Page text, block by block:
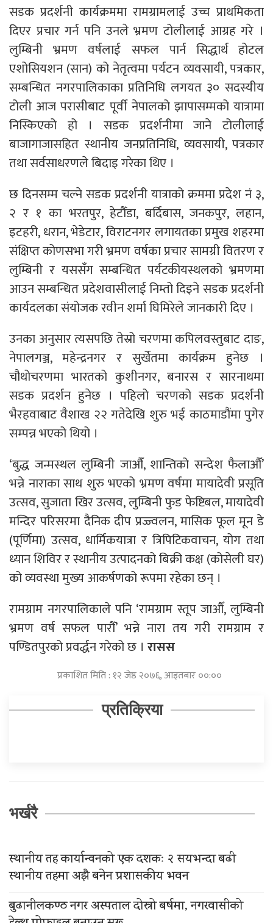
सडक प्रदर्शनी कार्यक्रममा रामग्रामलाई उच्च प्राथमिकता
दिएर प्रचार गर्न पनि उनले भ्रमण टोलीलाई आग्रह गरे ।
लुम्बिनी भ्रमण वर्षलाई सफल पार्न सिद्धार्थ होटल
एशोसियशन (सान) को नेतृत्वमा पर्यटन व्यवसायी, पत्रकार,
सम्बन्धित नगरपालिकाका प्रतिनिधि लगयत ३० सदस्यीय
टोली आज परासीबाट पूर्वी नेपालको झापासम्मको यात्रामा
निस्किएको हो । सडक प्रदर्शनीमा जाने टोलीलाई
बाजागाजासहित स्थानीय जनप्रतिनिधि, व्यवसायी, पत्रकार
तथा सर्वसाधरणले बिदाइ गरेका थिए ।
छ दिनसम्म चल्ने सडक प्रदर्शनी यात्राको क्रममा प्रदेश नं ३,
२ र १ का भरतपुर, हेटौँडा, बर्दिबास, जनकपुर, लहान,
इटहरी, धरान, भेडेटार, विराटनगर लगायतका प्रमुख शहरमा
संक्षिप्त कोणसभा गरी भ्रमण वर्षका प्रचार सामग्री वितरण र
लुम्बिनी र यससँग सम्बन्धित पर्यटकीयस्थलको भ्रमणमा
आउन सम्बन्धित प्रदेशवासीलाई निम्तो दिइने सडक प्रदर्शनी
कार्यदलका संयोजक रवीन शर्मा घिमिरेले जानकारी दिए ।
उनका अनुसार त्यसपछि तेस्रो चरणमा कपिलवस्तुबाट दाङ,
नेपालगञ्ज, महेन्द्रनगर र सुर्खेतमा कार्यक्रम हुनेछ ।
चौथोचरणमा भारतको कुशीनगर, बनारस र सारनाथमा
सडक प्रदर्शन हुनेछ । पहिलो चरणको सडक प्रदर्शनी
भैरहवाबाट वैशाख २२ गतेदेखि शुरु भई काठमाडौंमा पुगेर
सम्पन्न भएको थियो ।
‘बुद्ध जन्मस्थल लुम्बिनी जाऔँ, शान्तिको सन्देश फैलाऔँ’
भन्ने नाराका साथ शुरु भएको भ्रमण वर्षमा मायादेवी प्रसूति
उत्सव, सुजाता खिर उत्सव, लुम्बिनी फुड फेष्टिबल, मायादेवी
मन्दिर परिसरमा दैनिक दीप प्रज्ज्वलन, मासिक फूल मून डे
(पूर्णिमा) उत्सव, धार्मिकयात्रा र त्रिपिटिकवाचन, योग तथा
ध्यान शिविर र स्थानीय उत्पादनको बिक्री कक्ष (कोसेली घर)
को व्यवस्था मुख्य आकर्षणको रूपमा रहेका छन् ।
रामग्राम नगरपालिकाले पनि ‘रामग्राम स्तूप जाऔँ, लुम्बिनी
भ्रमण वर्ष सफल पारौँ’ भन्ने नारा तय गरी रामग्राम र
पण्डितपुरको प्रवर्द्धन गरेको छ । रासस
प्रकाशित मिति : १२ जेष्ठ २०७६, आइतबार ००:००
प्रतिक्रिया
भर्खरै
स्थानीय तह कार्यान्वनको एक दशकः २ सयभन्दा बढी
स्थानीय तहमा अझै बनेन प्रशासकीय भवन
बुढानीलकण्ठ नगर अस्पताल दोस्रो बर्षमा, नगरवासीको